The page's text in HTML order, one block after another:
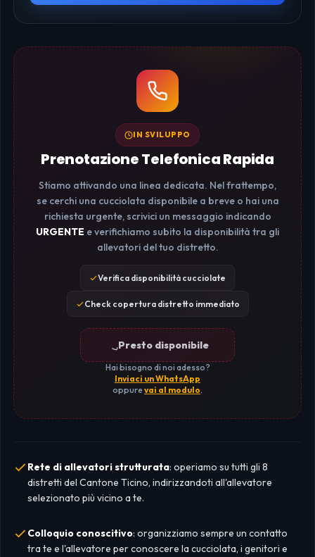
IN SVILUPPO
Prenotazione Telefonica Rapida
Stiamo attivando una linea dedicata. Nel frattempo,
se cerchi una cucciolata disponibile a breve o hai una
richiesta urgente, scrivici un messaggio indicando
URGENTE e verifichiamo subito la disponibilità tra gli
allevatori del tuo distretto.
Verifica disponibilità cucciolate
Check copertura distretto immediato
Presto disponibile
Hai bisogno di noi adesso?
Inviaci un WhatsApp
oppurevai al modulo.
Rete di allevatori strutturata: operiamo su tutti gli 8
distretti del Cantone Ticino, indirizzandoti all'allevatore
selezionato più vicino a te.
Colloquio conoscitivo: organizziamo sempre un contatto
tra te e l'allevatore per conoscere la cucciolata, i genitori e